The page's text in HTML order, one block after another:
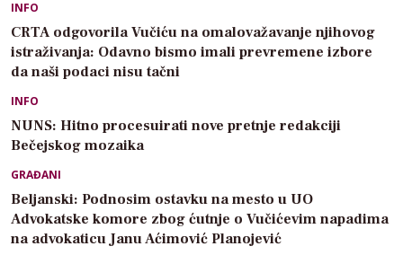
INFO
CRTA odgovorila Vučiću na omalovažavanje njihovog
istraživanja: Odavno bismo imali prevremene izbore
da naši podaci nisu tačni
INFO
NUNS: Hitno procesuirati nove pretnje redakciji
Bečejskog mozaika
GRAĐANI
Beljanski: Podnosim ostavku na mesto u UO
Advokatske komore zbog ćutnje o Vučićevim napadima
na advokaticu Janu Aćimović Planojević